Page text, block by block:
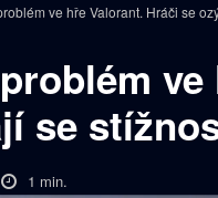
ve hře Valorant. Hráči se
se
1 min.